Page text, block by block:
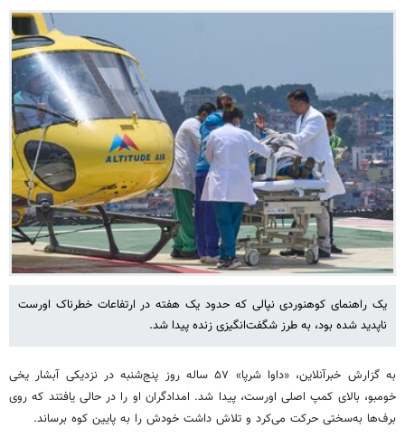
یک راهنمای کوهنوردی نپالی که حدود یک هفته در ارتفاعات خطرناک اورست
ناپدید شده بود، به طرز شگفت‌انگیزی زنده پیدا شد.
به گزارش خبرآنلاین، «داوا شرپا» ۵۷ ساله روز پنج‌شنبه در نزدیکی آبشار یخی
خومبو، بالای کمپ اصلی اورست، پیدا شد. امدادگران او را در حالی یافتند که روی
برف‌ها به‌سختی حرکت می‌کرد و تلاش داشت خودش را به پایین کوه برساند.